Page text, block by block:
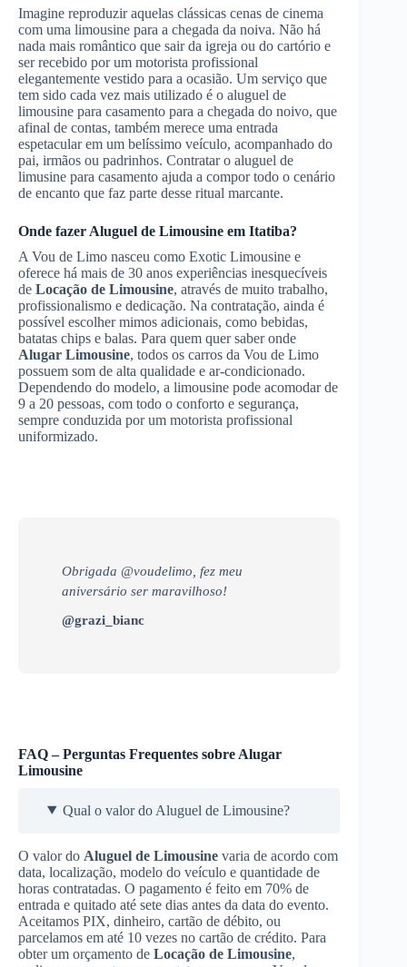
Imagine reproduzir aquelas clássicas cenas de cinema
com uma limousine para a chegada da noiva. Não há
nada mais romântico que sair da igreja ou do cartório e
ser recebido por um motorista profissional
elegantemente vestido para a ocasião. Um serviço que
tem sido cada vez mais utilizado é o aluguel de
limousine para casamento para a chegada do noivo, que
afinal de contas, também merece uma entrada
espetacular em um belíssimo veículo, acompanhado do
pai, irmãos ou padrinhos. Contratar o aluguel de
limusine para casamento ajuda a compor todo o cenário
de encanto que faz parte desse ritual marcante.
Onde fazer Aluguel de Limousine em Itatiba?
A Vou de Limo nasceu como Exotic Limousine e
oferece há mais de 30 anos experiências inesquecíveis
de Locação de Limousine, através de muito trabalho,
profissionalismo e dedicação. Na contratação, ainda é
possível escolher mimos adicionais, como bebidas,
batatas chips e balas. Para quem quer saber onde
Alugar Limousine, todos os carros da Vou de Limo
possuem som de alta qualidade e ar-condicionado.
Dependendo do modelo, a limousine pode acomodar de
9 a 20 pessoas, com todo o conforto e segurança,
sempre conduzida por um motorista profissional
uniformizado.
Obrigada @voudelimo, fez meu
aniversário ser maravilhoso!
@grazi_bianc
FAQ – Perguntas Frequentes sobre Alugar
Limousine
Qual o valor do Aluguel de Limousine?
O valor do Aluguel de Limousine varia de acordo com
data, localização, modelo do veículo e quantidade de
horas contratadas. O pagamento é feito em 70% de
entrada e quitado até sete dias antes da data do evento.
Aceitamos PIX, dinheiro, cartão de débito, ou
parcelamos em até 10 vezes no cartão de crédito. Para
obter um orçamento de Locação de Limousine,